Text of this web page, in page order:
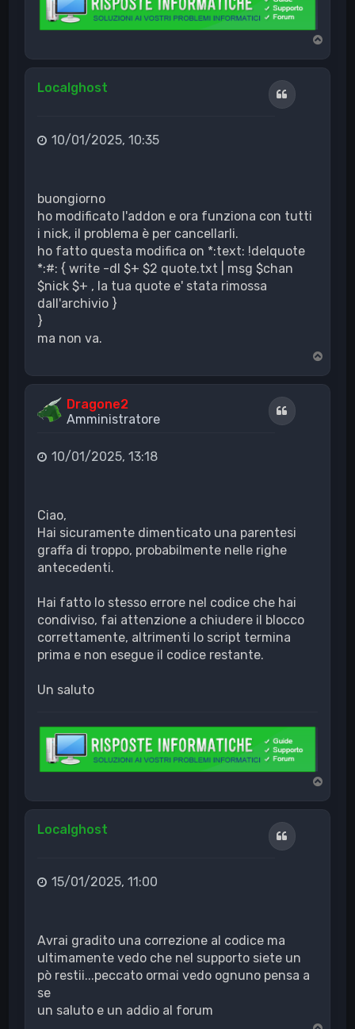
o
p
Localghost
Cita
10/01/2025, 10:35
buongiorno
ho modificato l'addon e ora funziona con tutti
i nick, il problema è per cancellarli.
ho fatto questa modifica on *:text: !delquote
*:#: { write -dl $+ $2 quote.txt | msg $chan
$nick $+ , la tua quote e' stata rimossa
dall'archivio }
}
ma non va.
o
p
Dragone2
Amministratore
Cita
10/01/2025, 13:18
Ciao,
Hai sicuramente dimenticato una parentesi
graffa di troppo, probabilmente nelle righe
antecedenti.
Hai fatto lo stesso errore nel codice che hai
condiviso, fai attenzione a chiudere il blocco
correttamente, altrimenti lo script termina
prima e non esegue il codice restante.
Un saluto
o
p
Localghost
Cita
15/01/2025, 11:00
Avrai gradito una correzione al codice ma
ultimamente vedo che nel supporto siete un
pò restii...peccato ormai vedo ognuno pensa a
se
un saluto e un addio al forum